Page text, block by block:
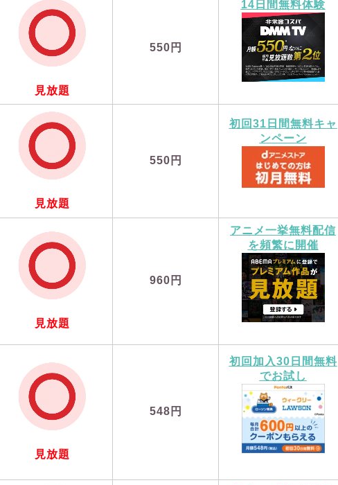
見放題
550円
14日間無料体験
見放題
550円
初回31日間無料キャ
ンペーン
見放題
960円
アニメ一挙無料配信
を頻繁に開催
見放題
548円
初回加入30日間無料
でお試し